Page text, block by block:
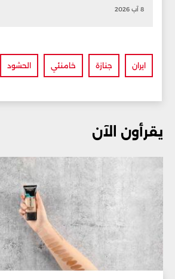
8 آب 2026
ايران جنازة خامنئي الحشود
يقرأون الآن